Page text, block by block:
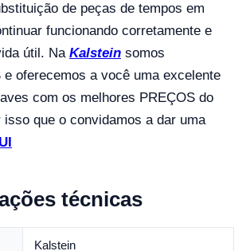
de peças de tempos em
funcionando corretamente e
útil. Na Kalstein somos
e oferecemos a você uma excelente
com os melhores PREÇOS do
isso que o convidamos a dar uma
técnicas
Kalstein